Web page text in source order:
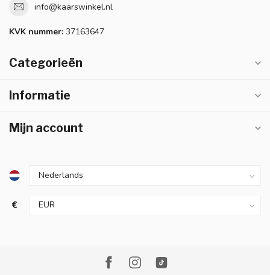
info@kaarswinkel.nl
KVK nummer: 37163647
Categorieën
Informatie
Mijn account
€